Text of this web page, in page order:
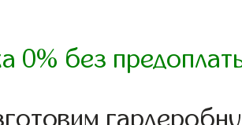
0% без